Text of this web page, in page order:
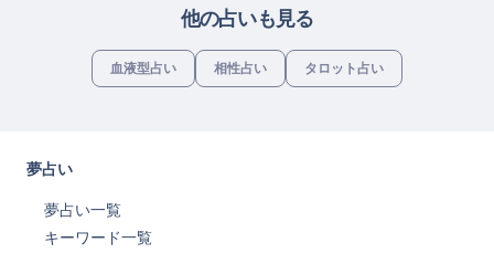
他の占いも見る
血液型占い 相性占い タロット占い
夢占い
夢占い一覧
キーワード一覧